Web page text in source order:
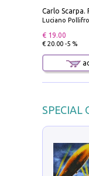
Luciano
€ 19.00
€ 20.00 -5 %
SPECIAL